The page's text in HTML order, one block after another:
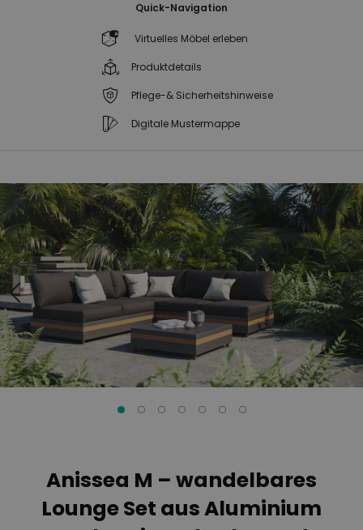
Quick-Navigation
Virtuelles Möbel erleben
Produktdetails
Pflege-& Sicherheitshinweise
Digitale Mustermappe
Zum
Ende
der
Bildgalerie
springen
Zum
Anfang
der
Bildgalerie
springen
Anissea M – wandelbares
Lounge Set aus Aluminium